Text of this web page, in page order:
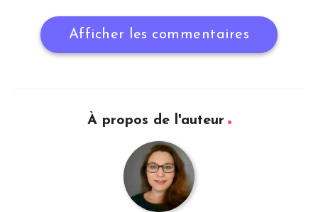
Afficher les commentaires
À propos de l'auteur